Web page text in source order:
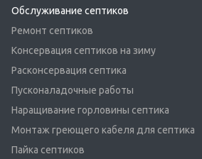
Обслуживание септиков
Ремонт септиков
Консервация септиков на зиму
Расконсервация септика
Пусконаладочные работы
Наращивание горловины септика
Монтаж греющего кабеля для септика
Пайка септиков